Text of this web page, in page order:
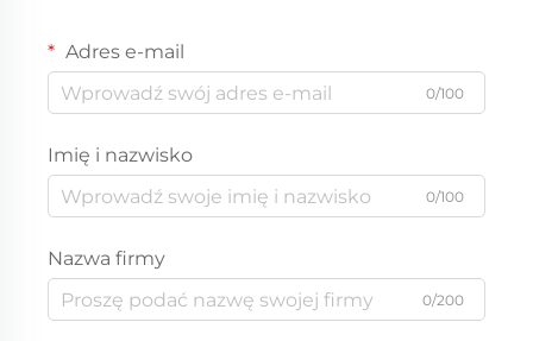
Adres e-mail
0/100
Imię i nazwisko
0/100
Nazwa firmy
0/200